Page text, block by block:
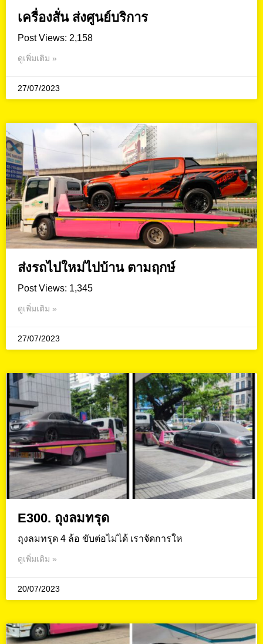
เครื่องสั่น ส่งศูนย์บริการ
Post Views: 2,158
ดูเพิ่มเติม »
27/07/2023
ส่งรถไปใหม่ไปบ้าน ตามฤกษ์
Post Views: 1,345
ดูเพิ่มเติม »
27/07/2023
E300. ถุงลมทรุด
ถุงลมทรุด 4 ล้อ ขับต่อไม่ได้ เราจัดการให
ดูเพิ่มเติม »
20/07/2023